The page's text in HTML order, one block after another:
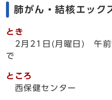
肺がん・結核エック
とき
2月21日(月曜日) 午前
で
ところ
西保健センター